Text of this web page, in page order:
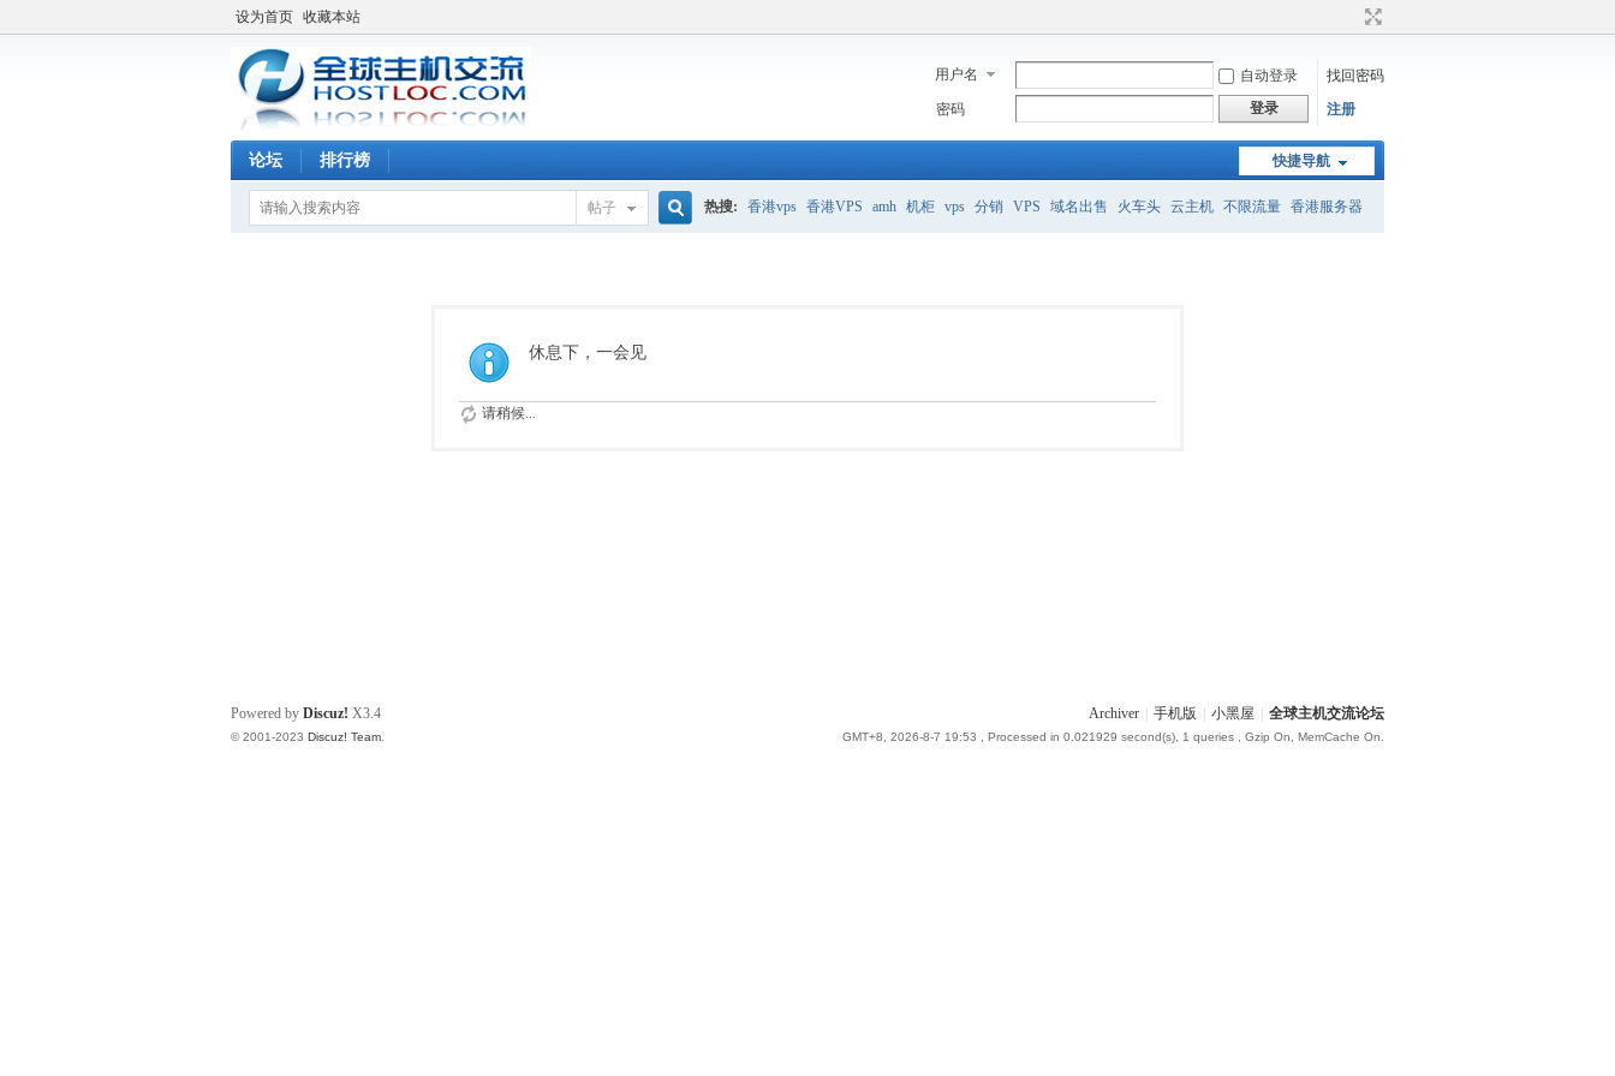
设为首页 收藏本站
用户名 自动登录
找回密码
密码
登录 注册
快捷导航
论坛 排行榜
帖子 热搜: 香港vps 香港VPS amh 机柜 vps 分销 VPS 域名出售 火车头 云主机 不限流量 香港服务器
休息下，一会见
请稍候...
Archiver 手机版 小黑屋 全球主机交流论坛
GMT+8, 2026-8-7 19:53 , Processed in 0.021929 second(s), 1 queries , Gzip On, MemCache On.
Powered by Discuz! X3.4
© 2001-2023 Discuz! Team